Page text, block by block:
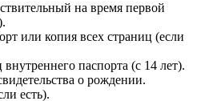
на время первой
или копия всех страниц (если
паспорта (с 14 лет).
о рождении.
есть).